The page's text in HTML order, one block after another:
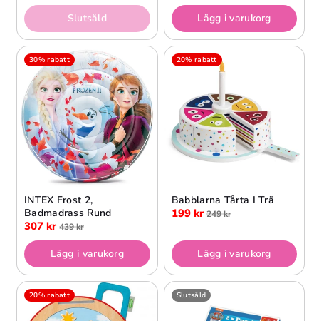
Slutsåld Lägg i varukorg
30% rabatt
INTEX Frost 2,
Badmadrass Rund
307 kr 439 kr
Lägg i varukorg
20% rabatt
Babblarna Tårta I Trä
199 kr 249 kr
Lägg i varukorg
20% rabatt Slutsåld